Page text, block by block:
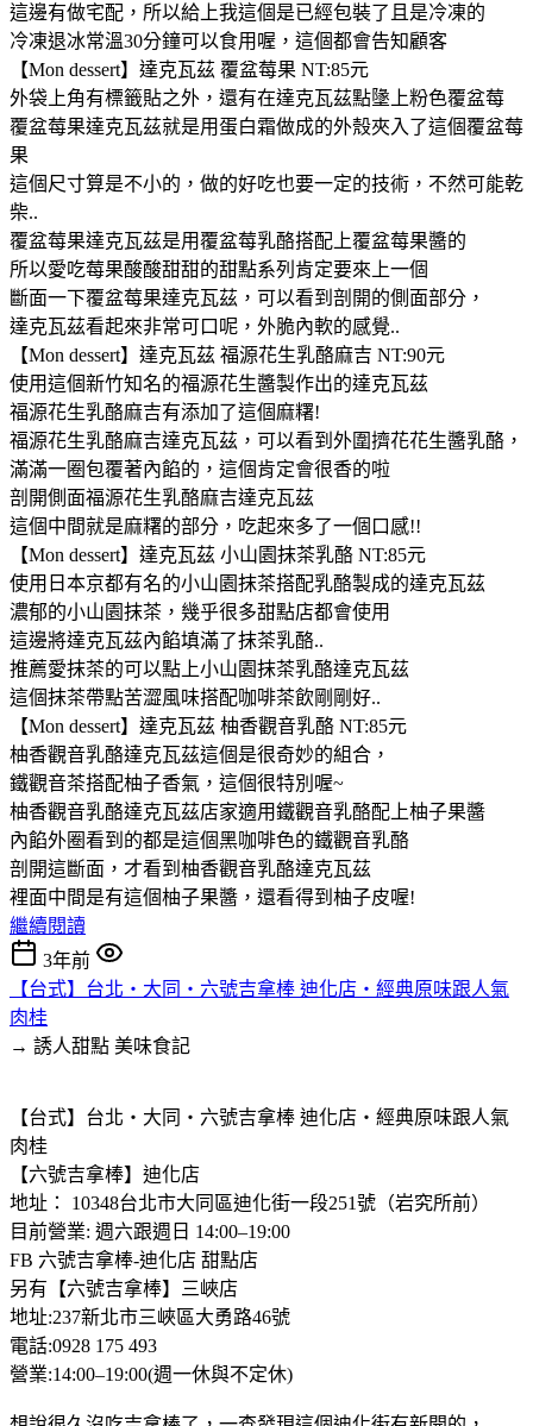
這邊有做宅配，所以給上我這個是已經包裝了且是冷凍的
冷凍退冰常溫30分鐘可以食用喔，這個都會告知顧客
【Mon dessert】達克瓦茲 覆盆莓果 NT:85元
外袋上角有標籤貼之外，還有在達克瓦茲點墬上粉色覆盆莓
覆盆莓果達克瓦茲就是用蛋白霜做成的外殼夾入了這個覆盆莓
果
這個尺寸算是不小的，做的好吃也要一定的技術，不然可能乾
柴..
覆盆莓果達克瓦茲是用覆盆莓乳酪搭配上覆盆莓果醬的
所以愛吃莓果酸酸甜甜的甜點系列肯定要來上一個
斷面一下覆盆莓果達克瓦茲，可以看到剖開的側面部分，
達克瓦茲看起來非常可口呢，外脆內軟的感覺..
【Mon dessert】達克瓦茲 福源花生乳酪麻吉 NT:90元
使用這個新竹知名的福源花生醬製作出的達克瓦茲
福源花生乳酪麻吉有添加了這個麻糬!
福源花生乳酪麻吉達克瓦茲，可以看到外圍擠花花生醬乳酪，
滿滿一圈包覆著內餡的，這個肯定會很香的啦
剖開側面福源花生乳酪麻吉達克瓦茲
這個中間就是麻糬的部分，吃起來多了一個口感!!
【Mon dessert】達克瓦茲 小山園抹茶乳酪 NT:85元
使用日本京都有名的小山園抹茶搭配乳酪製成的達克瓦茲
濃郁的小山園抹茶，幾乎很多甜點店都會使用
這邊將達克瓦茲內餡填滿了抹茶乳酪..
推薦愛抹茶的可以點上小山園抹茶乳酪達克瓦茲
這個抹茶帶點苦澀風味搭配咖啡茶飲剛剛好..
【Mon dessert】達克瓦茲 柚香觀音乳酪 NT:85元
柚香觀音乳酪達克瓦茲這個是很奇妙的組合，
鐵觀音茶搭配柚子香氣，這個很特別喔~
柚香觀音乳酪達克瓦茲店家適用鐵觀音乳酪配上柚子果醬
內餡外圈看到的都是這個黑咖啡色的鐵觀音乳酪
剖開這斷面，才看到柚香觀音乳酪達克瓦茲
裡面中間是有這個柚子果醬，還看得到柚子皮喔!
繼續閱讀
3年前
【台式】台北‧大同‧六號吉拿棒 迪化店‧經典原味跟人氣
肉桂
→ 誘人甜點 美味食記
【台式】台北‧大同‧六號吉拿棒 迪化店‧經典原味跟人氣
肉桂
【六號吉拿棒】迪化店
地址： 10348台北市大同區迪化街一段251號（岩究所前）
目前營業: 週六跟週日 14:00–19:00
FB 六號吉拿棒-迪化店 甜點店
另有【六號吉拿棒】三峽店
地址:237新北市三峽區大勇路46號
電話:0928 175 493
營業:14:00–19:00(週一休與不定休)